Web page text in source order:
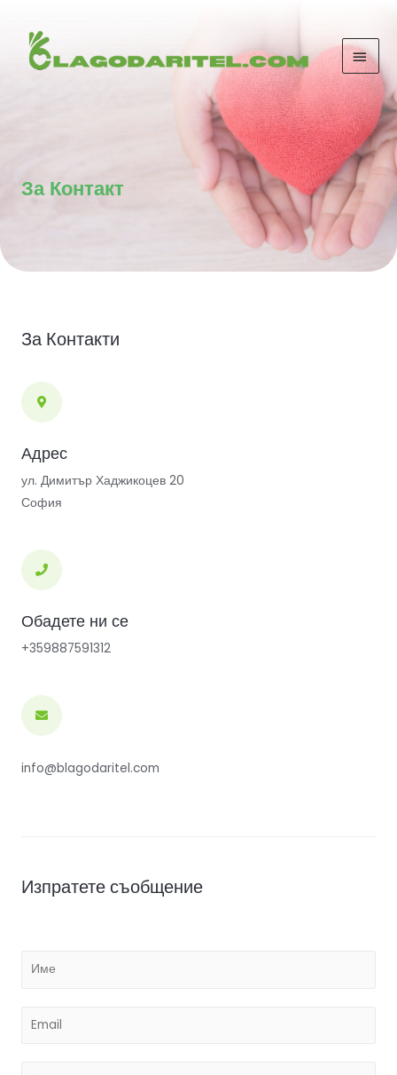
За Контакт
За Контакти
Адрес
ул. Димитър Хаджикоцев 20
София
Обадете ни се
+359887591312
info@blagodaritel.com
Изпратете съобщение